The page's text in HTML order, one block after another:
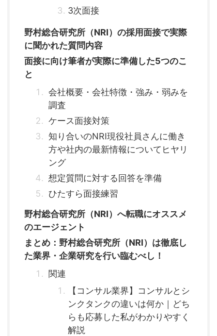
3次面接
野村総合研究所（NRI）の採用面接で実際
に聞かれた質問内容
面接に向け筆者が実際に準備した5つのこ
と
会社概要・会社特徴・強み・弱みを
調査
ケース面接対策
知り合いのNRI現役社員さんに働き
方や社内の最新情報についてヒヤリ
ング
想定質問に対する回答を準備
ひたすら面接練習
野村総合研究所（NRI）へ転職にオススメ
のエージェント
まとめ：野村総合研究所（NRI）は徹底し
た業界・企業研究を行い臨むべし！
関連
【コンサル業界】コンサルとシ
ンクタンクの違いは何か｜どち
らも応募した私がわかりやすく
解説